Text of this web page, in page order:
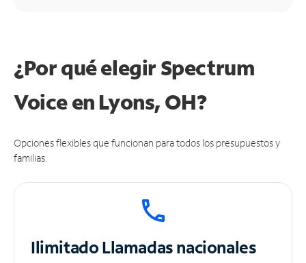
¿Por qué elegir Spectrum
Voice en Lyons, OH?
Opciones flexibles que funcionan para todos los presupuestos y
familias.
IlimitadoLlamadas nacionales